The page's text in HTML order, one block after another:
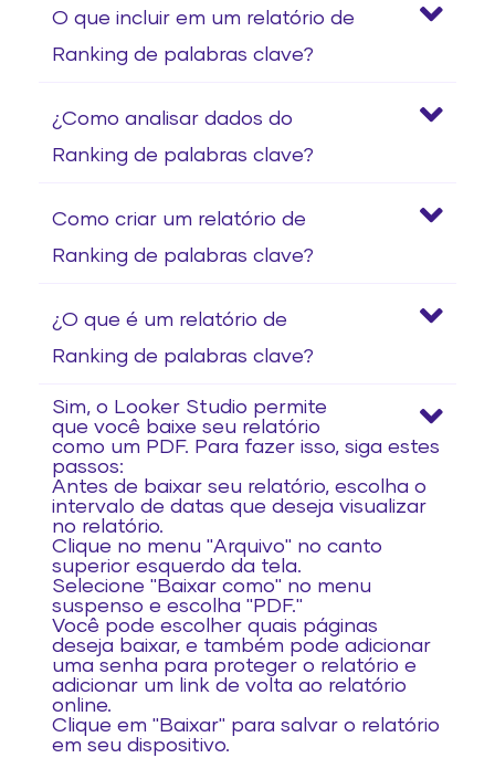
O que incluir em um relatório de
Ranking de palabras clave?
¿Como analisar dados do
Ranking de palabras clave?
Como criar um relatório de
Ranking de palabras clave?
¿O que é um relatório de
Ranking de palabras clave?
Sim, o Looker Studio permite
que você baixe seu relatório
como um PDF. Para fazer isso, siga estes
passos:
Antes de baixar seu relatório, escolha o
intervalo de datas que deseja visualizar
no relatório.
Clique no menu "Arquivo" no canto
superior esquerdo da tela.
Selecione "Baixar como" no menu
suspenso e escolha "PDF."
Você pode escolher quais páginas
deseja baixar, e também pode adicionar
uma senha para proteger o relatório e
adicionar um link de volta ao relatório
online.
Clique em "Baixar" para salvar o relatório
em seu dispositivo.